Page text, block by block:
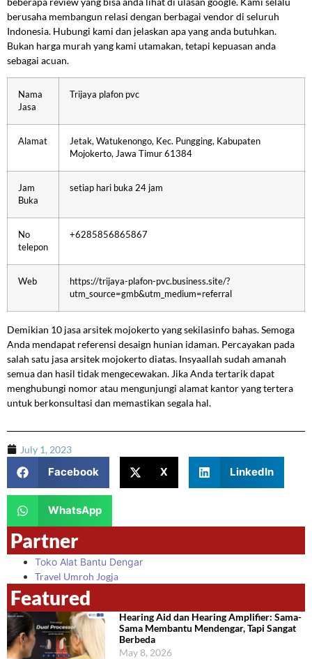
berusaha membangun relasi dengan berbagai vendor di seluruh
Indonesia. Hubungi kami dan jelaskan apa yang anda butuhkan.
Bukan harga murah yang kami utamakan, tetapi kepuasan anda
sebagai acuan.
Nama
Jasa
Trijaya plafon pvc
Alamat
Jetak, Watukenongo, Kec. Pungging, Kabupaten
Mojokerto, Jawa Timur 61384
Jam
Buka
setiap hari buka 24 jam
No
telepon
+6285856865867
Web
https://trijaya-plafon-pvc.business.site/?
utm_source=gmb&utm_medium=referral
Demikian 10 jasa arsitek mojokerto yang sekilasinfo bahas. Semoga
Anda mendapat referensi desaign hunian idaman. Percayakan pada
salah satu jasa arsitek mojokerto diatas. Insyaallah sudah amanah
semua dan hasil tidak mengecewakan. Jika Anda tertarik dapat
menghubungi nomor atau mengunjungi alamat kantor yang tertera
untuk berkonsultasi dan memastikan segala hal.
July 1, 2023
Facebook X LinkedIn
WhatsApp
Partner
Toko Alat Bantu Dengar
Travel Umroh Jogja
Featured
Hearing Aid dan Hearing Amplifier: Sama-
Sama Membantu Mendengar, Tapi Sangat
Berbeda
May 8, 2026